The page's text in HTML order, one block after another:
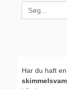
Search
for:
Har du haft